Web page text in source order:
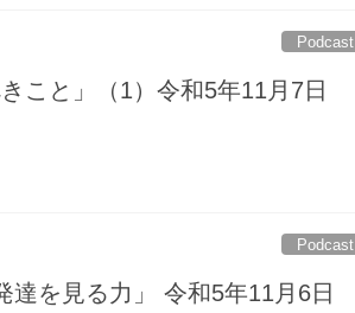
Podcast
こと」（1）令和5年11月7日
Podcast
達を見る力」 令和5年11月6日